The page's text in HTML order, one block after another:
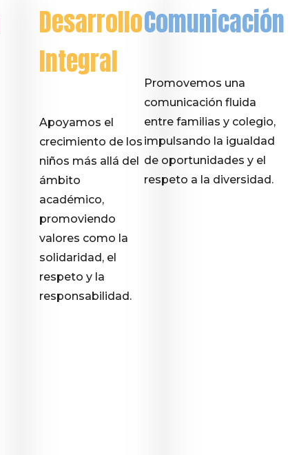
Desarrollo
Integral
Apoyamos el
crecimiento de los
niños más allá del
ámbito
académico,
promoviendo
valores como la
solidaridad, el
respeto y la
responsabilidad.
Comunicación
Promovemos una
comunicación fluida
entre familias y colegio,
impulsando la igualdad
de oportunidades y el
respeto a la diversidad.